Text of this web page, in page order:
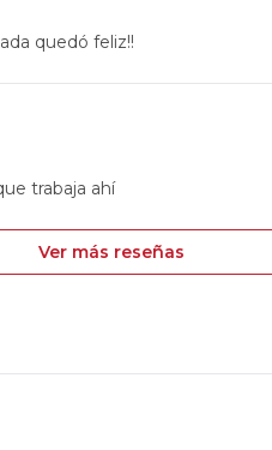
quedó feliz!!
trabaja ahí
Ver más reseñas